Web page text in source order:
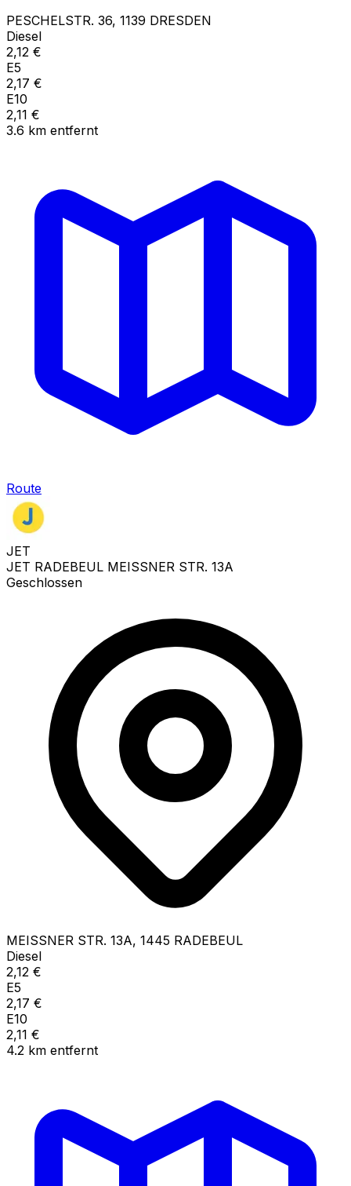
PESCHELSTR. 36, 1139 DRESDEN
Diesel
2,12 €
E5
2,17 €
E10
2,11 €
3.6 km entfernt
Route
JET
JET RADEBEUL MEISSNER STR. 13A
Geschlossen
MEISSNER STR. 13A, 1445 RADEBEUL
Diesel
2,12 €
E5
2,17 €
E10
2,11 €
4.2 km entfernt